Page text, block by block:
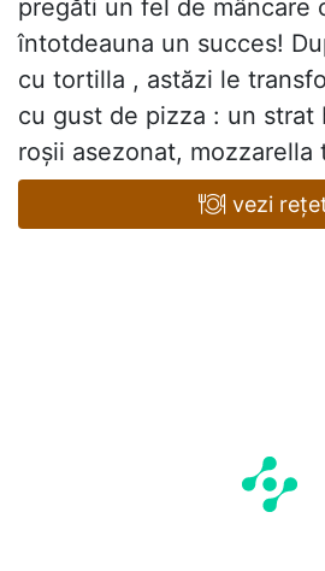
pregăti un fel de mâncare
întotdeauna un succes!
cu tortilla , astăzi le
cu gust de pizza : un strat
roșii asezonat, mozzarella
vezi